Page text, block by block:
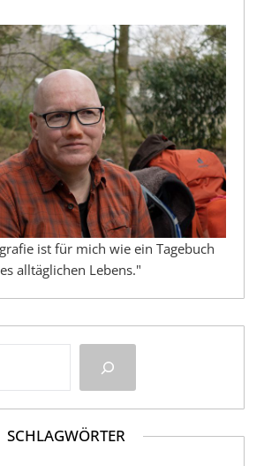
ist für mich wie ein Tagebuch
alltäglichen Lebens."
SCHLAGWÖRTER